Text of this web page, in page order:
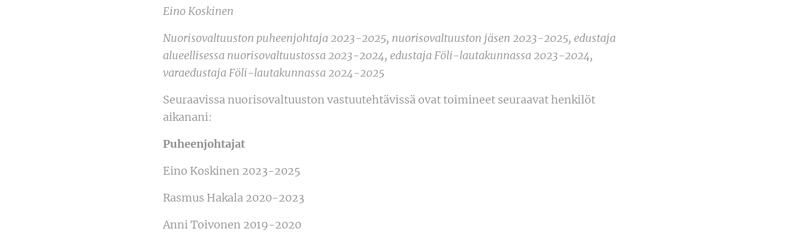
Eino Koskinen
Nuorisovaltuuston puheenjohtaja 2023-2025, nuorisovaltuuston jäsen 2023-2025, edustaja
alueellisessa nuorisovaltuustossa 2023-2024, edustaja Föli-lautakunnassa 2023-2024,
varaedustaja Föli-lautakunnassa 2024-2025
Seuraavissa nuorisovaltuuston vastuutehtävissä ovat toimineet seuraavat henkilöt
aikanani:
Puheenjohtajat
Eino Koskinen 2023-2025
Rasmus Hakala 2020-2023
Anni Toivonen 2019-2020